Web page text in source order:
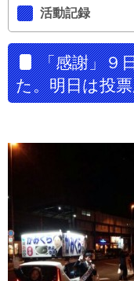
活動記録
「感謝」９
た。明日は投